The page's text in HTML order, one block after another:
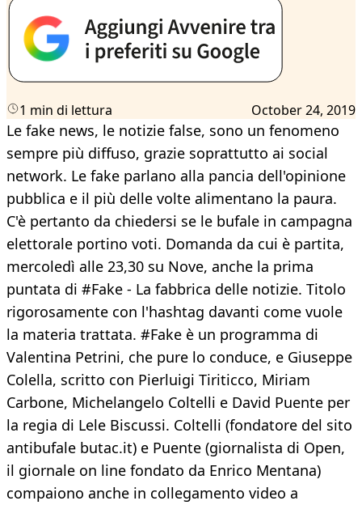
1 min di lettura October 24, 2019
Le fake news, le notizie false, sono un fenomeno
sempre più diffuso, grazie soprattutto ai social
network. Le fake parlano alla pancia dell'opinione
pubblica e il più delle volte alimentano la paura.
C'è pertanto da chiedersi se le bufale in campagna
elettorale portino voti. Domanda da cui è partita,
mercoledì alle 23,30 su Nove, anche la prima
puntata di #Fake - La fabbrica delle notizie. Titolo
rigorosamente con l'hashtag davanti come vuole
la materia trattata. #Fake è un programma di
Valentina Petrini, che pure lo conduce, e Giuseppe
Colella, scritto con Pierluigi Tiriticco, Miriam
Carbone, Michelangelo Coltelli e David Puente per
la regia di Lele Biscussi. Coltelli (fondatore del sito
antibufale butac.it) e Puente (giornalista di Open,
il giornale on line fondato da Enrico Mentana)
compaiono anche in collegamento video a